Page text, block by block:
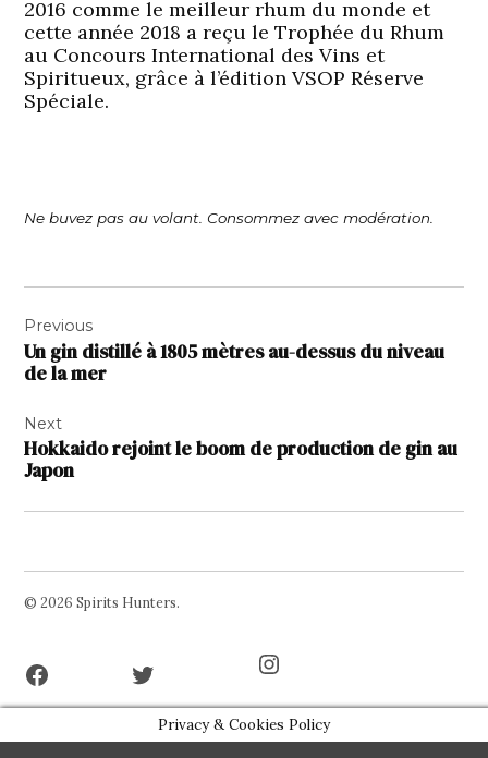
2016 comme le meilleur rhum du monde et
cette année 2018 a reçu le Trophée du Rhum
au Concours International des Vins et
Spiritueux, grâce à l’édition VSOP Réserve
Spéciale.
Ne buvez pas au volant. Consommez avec modération.
de
l’article
Previous
Un gin distillé à 1805 mètres au-dessus du niveau
de la mer
Next
Hokkaido rejoint le boom de production de gin au
Japon
© 2026 Spirits Hunters.
Privacy & Cookies Policy